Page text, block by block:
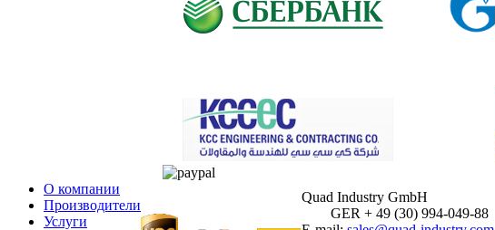
О компании
Производители
Услуги
Quad Industry GmbH
GER + 49 (30) 994-049-88